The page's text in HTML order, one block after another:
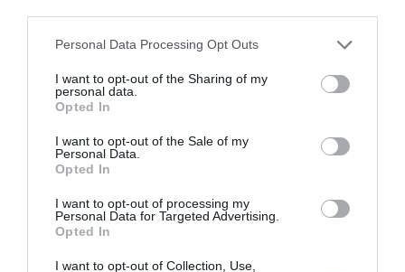
Please note that this website/app uses one or more Google
not limited to your visit or usage behaviour. You may click to
grant or deny consent to Google and its third-party tags to
use your data for below specified purposes in below Google
consent section.
Personal Data Processing Opt Outs
I want to opt-out of the Sharing of my
personal data.
Opted In
I want to opt-out of the Sale of my
Personal Data.
Opted In
I want to opt-out of processing my
Personal Data for Targeted Advertising.
Opted In
I want to opt-out of Collection, Use,
07.08.2026 | 21:40
Εύβοια: Γυναίκα έπεσε θύμα
διαδικτυακής απάτης – Πλήρωσε
για τρακτέρ που δεν παρέλαβε
07.08.2026 | 21:20
Τραγωδία στην Εύβοια: Άνδρας
ανασύρθηκε χωρίς τις αισθήσεις
του από τη θάλασσα
07.08.2026 | 20:57